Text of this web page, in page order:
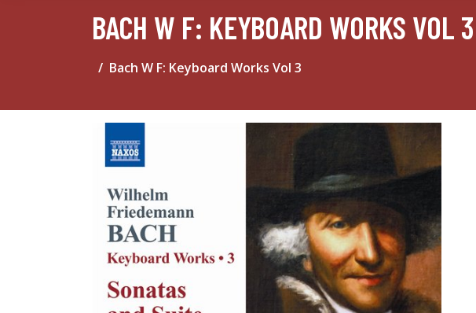
BACH W F: KEYBOARD WORKS VOL 3
Bach W F: Keyboard Works Vol 3